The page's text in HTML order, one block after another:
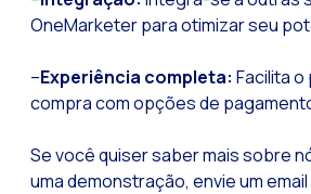
OneMarketer para otimizar seu
–Experiência completa: Facilita
compra com opções de
Se você quiser saber mais sobre
uma demonstração, envie um